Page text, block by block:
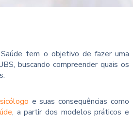
tem o objetivo de fazer uma
buscando compreender quais os
e suas consequências como
, a partir dos modelos práticos e